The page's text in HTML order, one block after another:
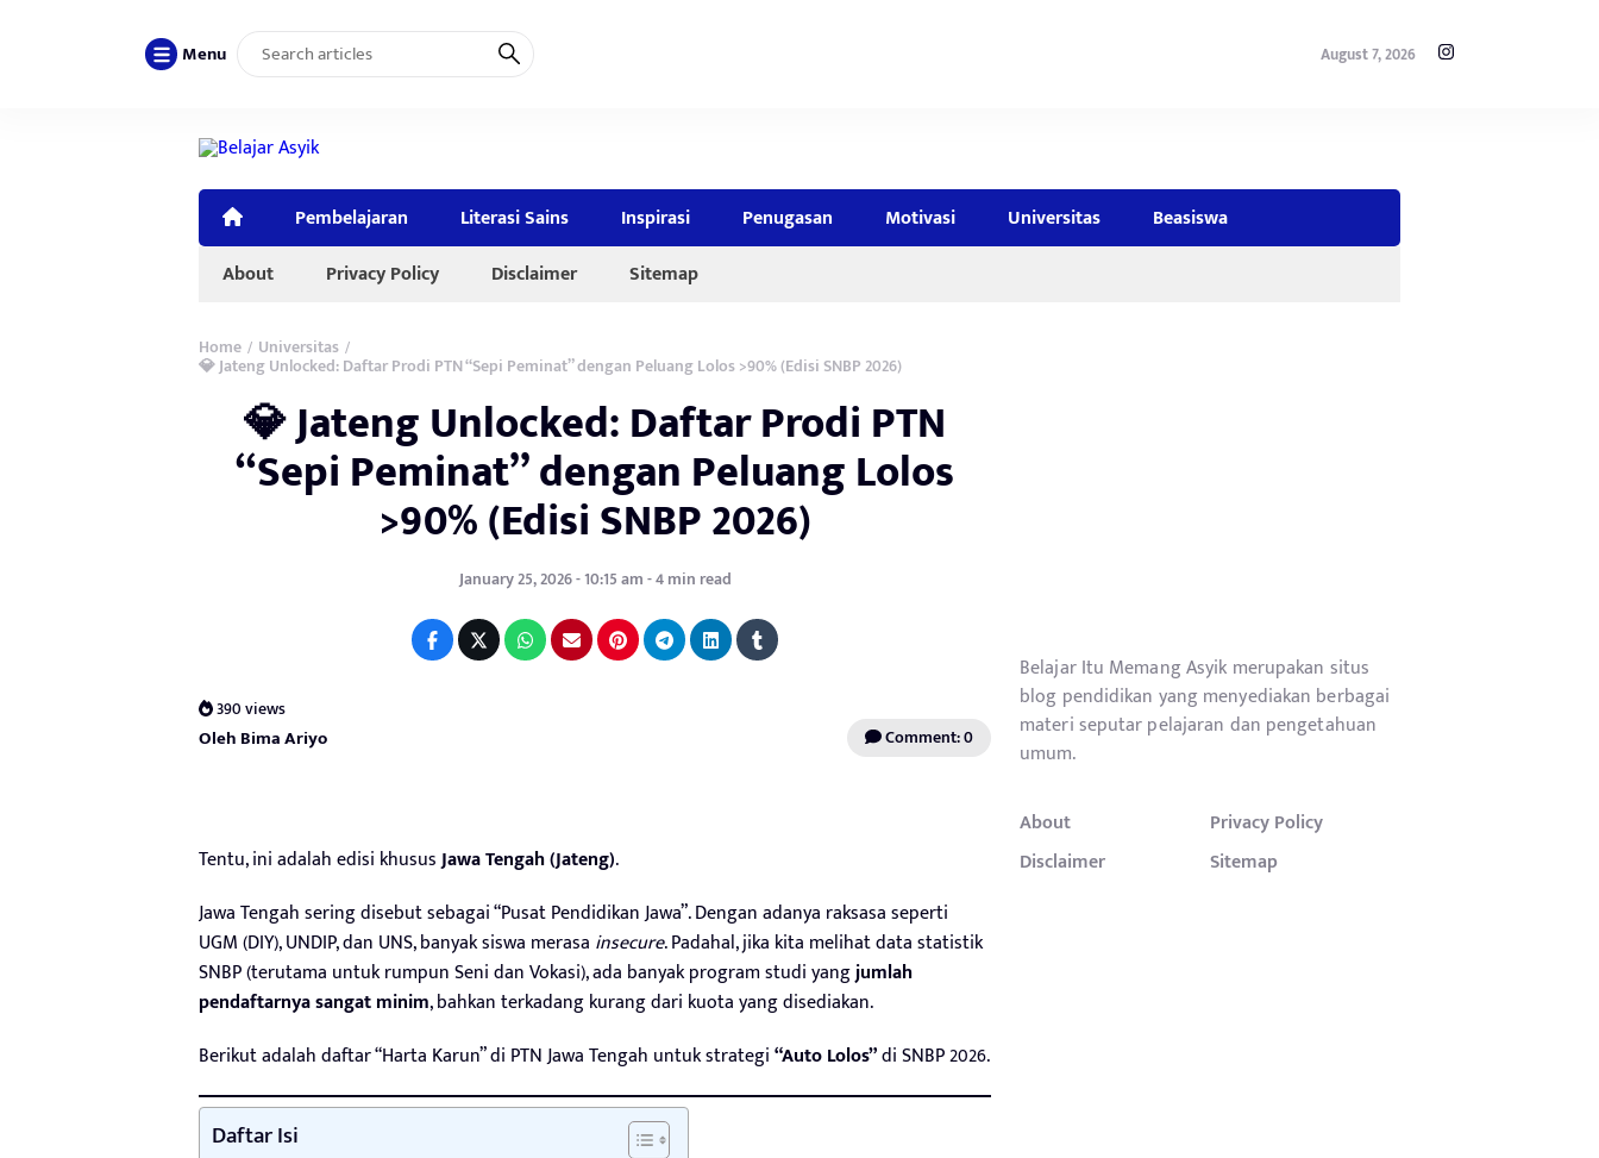
Menu August 7, 2026
Pembelajaran Literasi Sains Inspirasi Penugasan Motivasi Universitas
Beasiswa
About
Privacy Policy Disclaimer Sitemap
Home / Universitas /
💎 Jateng Unlocked: Daftar Prodi PTN “Sepi Peminat” dengan Peluang Lolos >90% (Edisi SNBP 2026)
💎 Jateng Unlocked: Daftar Prodi PTN
“Sepi Peminat” dengan Peluang Lolos
>90% (Edisi SNBP 2026)
January 25, 2026 - 10:15 am - 4 min read
390 views
Oleh Bima Ariyo Comment: 0
Tentu, ini adalah edisi khususJawa Tengah (Jateng).
Jawa Tengah sering disebut sebagai “Pusat Pendidikan Jawa”. Dengan adanya raksasa seperti
UGM (DIY), UNDIP, dan UNS, banyak siswa merasa insecure. Padahal, jika kita melihat data statistik
SNBP (terutama untuk rumpun Seni dan Vokasi), ada banyak program studi yangjumlah
pendaftarnya sangat minim, bahkan terkadang kurang dari kuota yang disediakan.
Berikut adalah daftar “Harta Karun” di PTN Jawa Tengah untuk strategi“Auto Lolos”di SNBP 2026.
Daftar Isi
Belajar Itu Memang Asyik merupakan situs
blog pendidikan yang menyediakan berbagai
materi seputar pelajaran dan pengetahuan
umum.
About
Privacy Policy
Disclaimer
Sitemap